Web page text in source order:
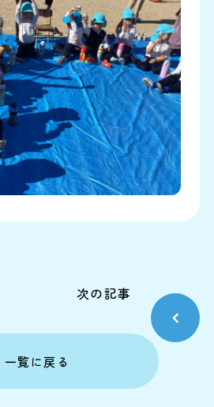
一覧に戻る
次の記事